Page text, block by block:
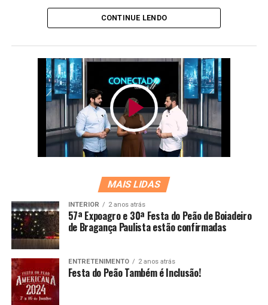
CONTINUE LENDO
MAIS LIDAS
INTERIOR 2 anos atrás
57ª Expoagro e 30ª Festa do Peão de Boiadeiro
de Bragança Paulista estão confirmadas
ENTRETENIMENTO 2 anos atrás
Festa do Peão Também é Inclusão!